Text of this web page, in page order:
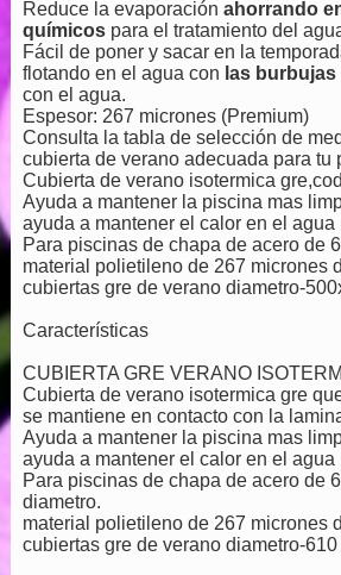
Reduce la evaporación ahorrando
químicospara el tratamiento del
Fácil de poner y sacar en la
flotando en el agua con las
con el agua.
Espesor: 267 micrones (Premium)
Consulta la tabla de selección de
cubierta de verano adecuada para tu
Cubierta de verano isotermica
Ayuda a mantener la piscina mas
ayuda a mantener el calor en el agua
Para piscinas de chapa de acero de
material polietileno de 267 micrones
cubiertas gre de verano diametro-
Características
CUBIERTA GRE VERANO
Cubierta de verano isotermica gre
se mantiene en contacto con la
Ayuda a mantener la piscina mas
ayuda a mantener el calor en el agua
Para piscinas de chapa de acero de
diametro.
material polietileno de 267 micrones
cubiertas gre de verano diametro-